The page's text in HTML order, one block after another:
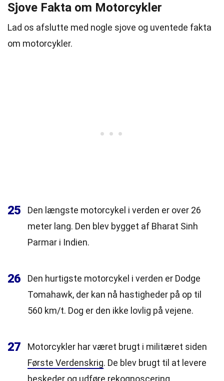
Sjove Fakta om Motorcykler
Lad os afslutte med nogle sjove og uventede fakta
om motorcykler.
25
Den længste motorcykel i verden er over 26
meter lang. Den blev bygget af Bharat Sinh
Parmar i Indien.
26
Den hurtigste motorcykel i verden er Dodge
Tomahawk, der kan nå hastigheder på op til
560 km/t. Dog er den ikke lovlig på vejene.
27
Motorcykler har været brugt i militæret siden
Første Verdenskrig. De blev brugt til at levere
beskeder og udføre rekognoscering.